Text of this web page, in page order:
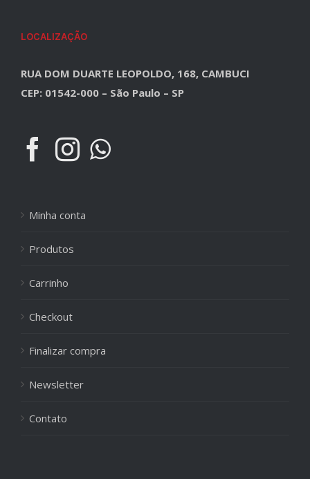
LOCALIZAÇÃO
RUA DOM DUARTE LEOPOLDO, 168, CAMBUCI
CEP: 01542-000 – São Paulo – SP
Minha conta
Produtos
Carrinho
Checkout
Finalizar compra
Newsletter
Contato